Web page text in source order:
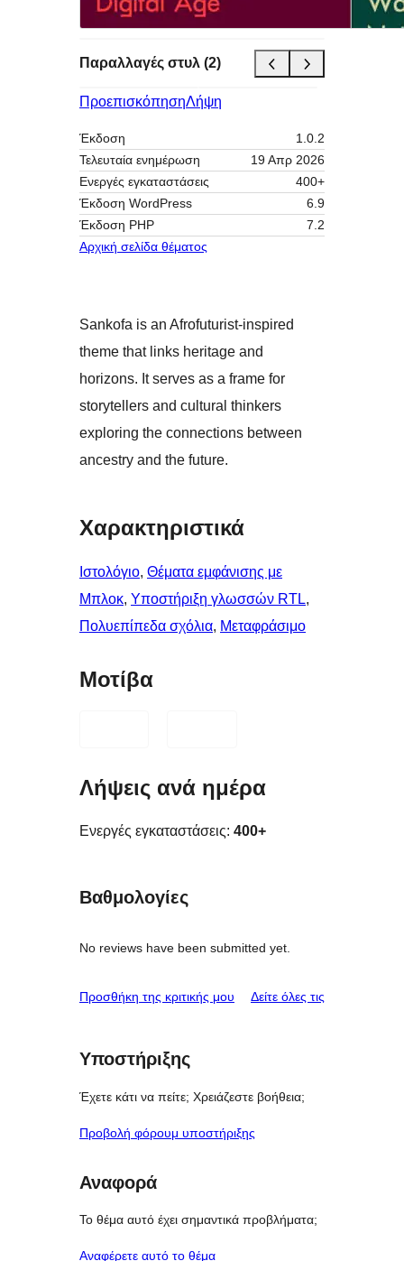
Παραλλαγές στυλ (2)
ΠροεπισκόπησηΛήψη
Έκδοση
1.0.2
Τελευταία ενημέρωση
19 Απρ 2026
Ενεργές εγκαταστάσεις
400+
Έκδοση WordPress
6.9
Έκδοση ΡΗΡ
7.2
Αρχική σελίδα θέματος
Sankofa is an Afrofuturist-inspired
theme that links heritage and
horizons. It serves as a frame for
storytellers and cultural thinkers
exploring the connections between
ancestry and the future.
Χαρακτηριστικά
Ιστολόγιο, Θέματα εμφάνισης με
Μπλοκ, Υποστήριξη γλωσσών RTL
Πολυεπίπεδα σχόλια, Μεταφράσιμο
Μοτίβα
Λήψεις ανά ημέρα
Ενεργές εγκαταστάσεις: 400+
Βαθμολογίες
No reviews have been submitted yet.
Προσθήκη της κριτικής μου Δείτε όλες τις
Υποστήριξης
Έχετε κάτι να πείτε; Χρειάζεστε βοήθεια;
Προβολή φόρουμ υποστήριξης
Αναφορά
Το θέμα αυτό έχει σημαντικά προβλήματα;
Αναφέρετε αυτό το θέμα